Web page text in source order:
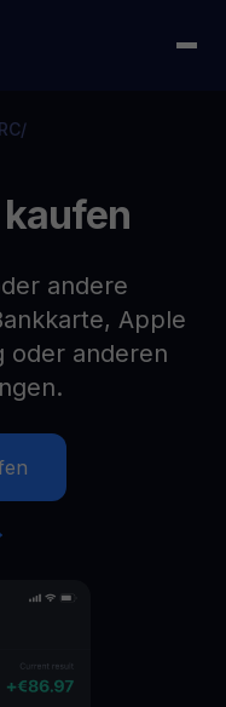
/
kaufen
andere
Apple
oder anderen